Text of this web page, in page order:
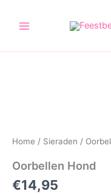
Home / Sieraden /
Oorbellen Hond
€14,95